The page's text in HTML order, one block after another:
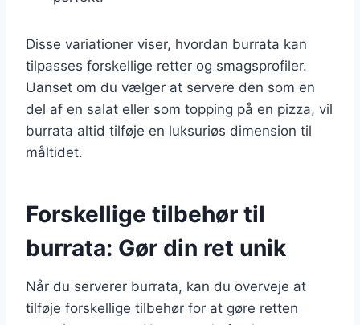
Disse variationer viser, hvordan burrata kan
tilpasses forskellige retter og smagsprofiler.
Uanset om du vælger at servere den som en
del af en salat eller som topping på en pizza, vil
burrata altid tilføje en luksuriøs dimension til
måltidet.
Forskellige tilbehør til
burrata: Gør din ret unik
Når du serverer burrata, kan du overveje at
tilføje forskellige tilbehør for at gøre retten